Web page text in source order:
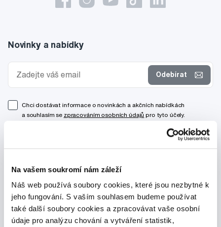
Na vašem soukromí nám záleží
Náš web používá soubory cookies, které jsou nezbytné k
jeho fungování. S vaším souhlasem budeme používat
také další soubory cookies a zpracovávat vaše osobní
údaje pro analýzu chování a vytváření statistik,
Novinky a nabídky
Odebírat
Chci dostávat informace o novinkách a akčních nabídkách
a souhlasím se zpracováním osobních údajů pro tyto účely.